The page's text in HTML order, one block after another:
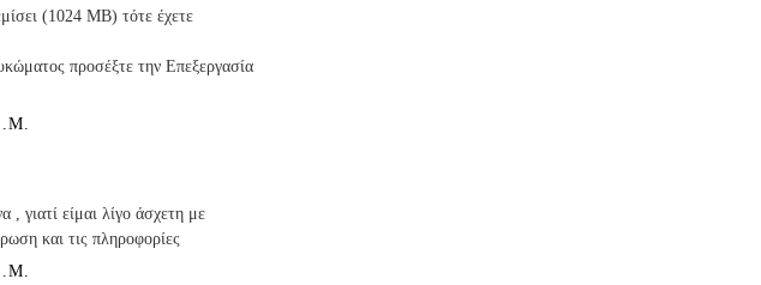
(1024 MB) τότε έχετε
προσέξτε την Επεξεργασία
γιατί είμαι λίγο άσχετη με
και τις πληροφορίες